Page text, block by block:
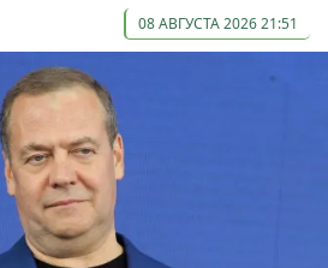
08 АВГУСТА 2026 21:51